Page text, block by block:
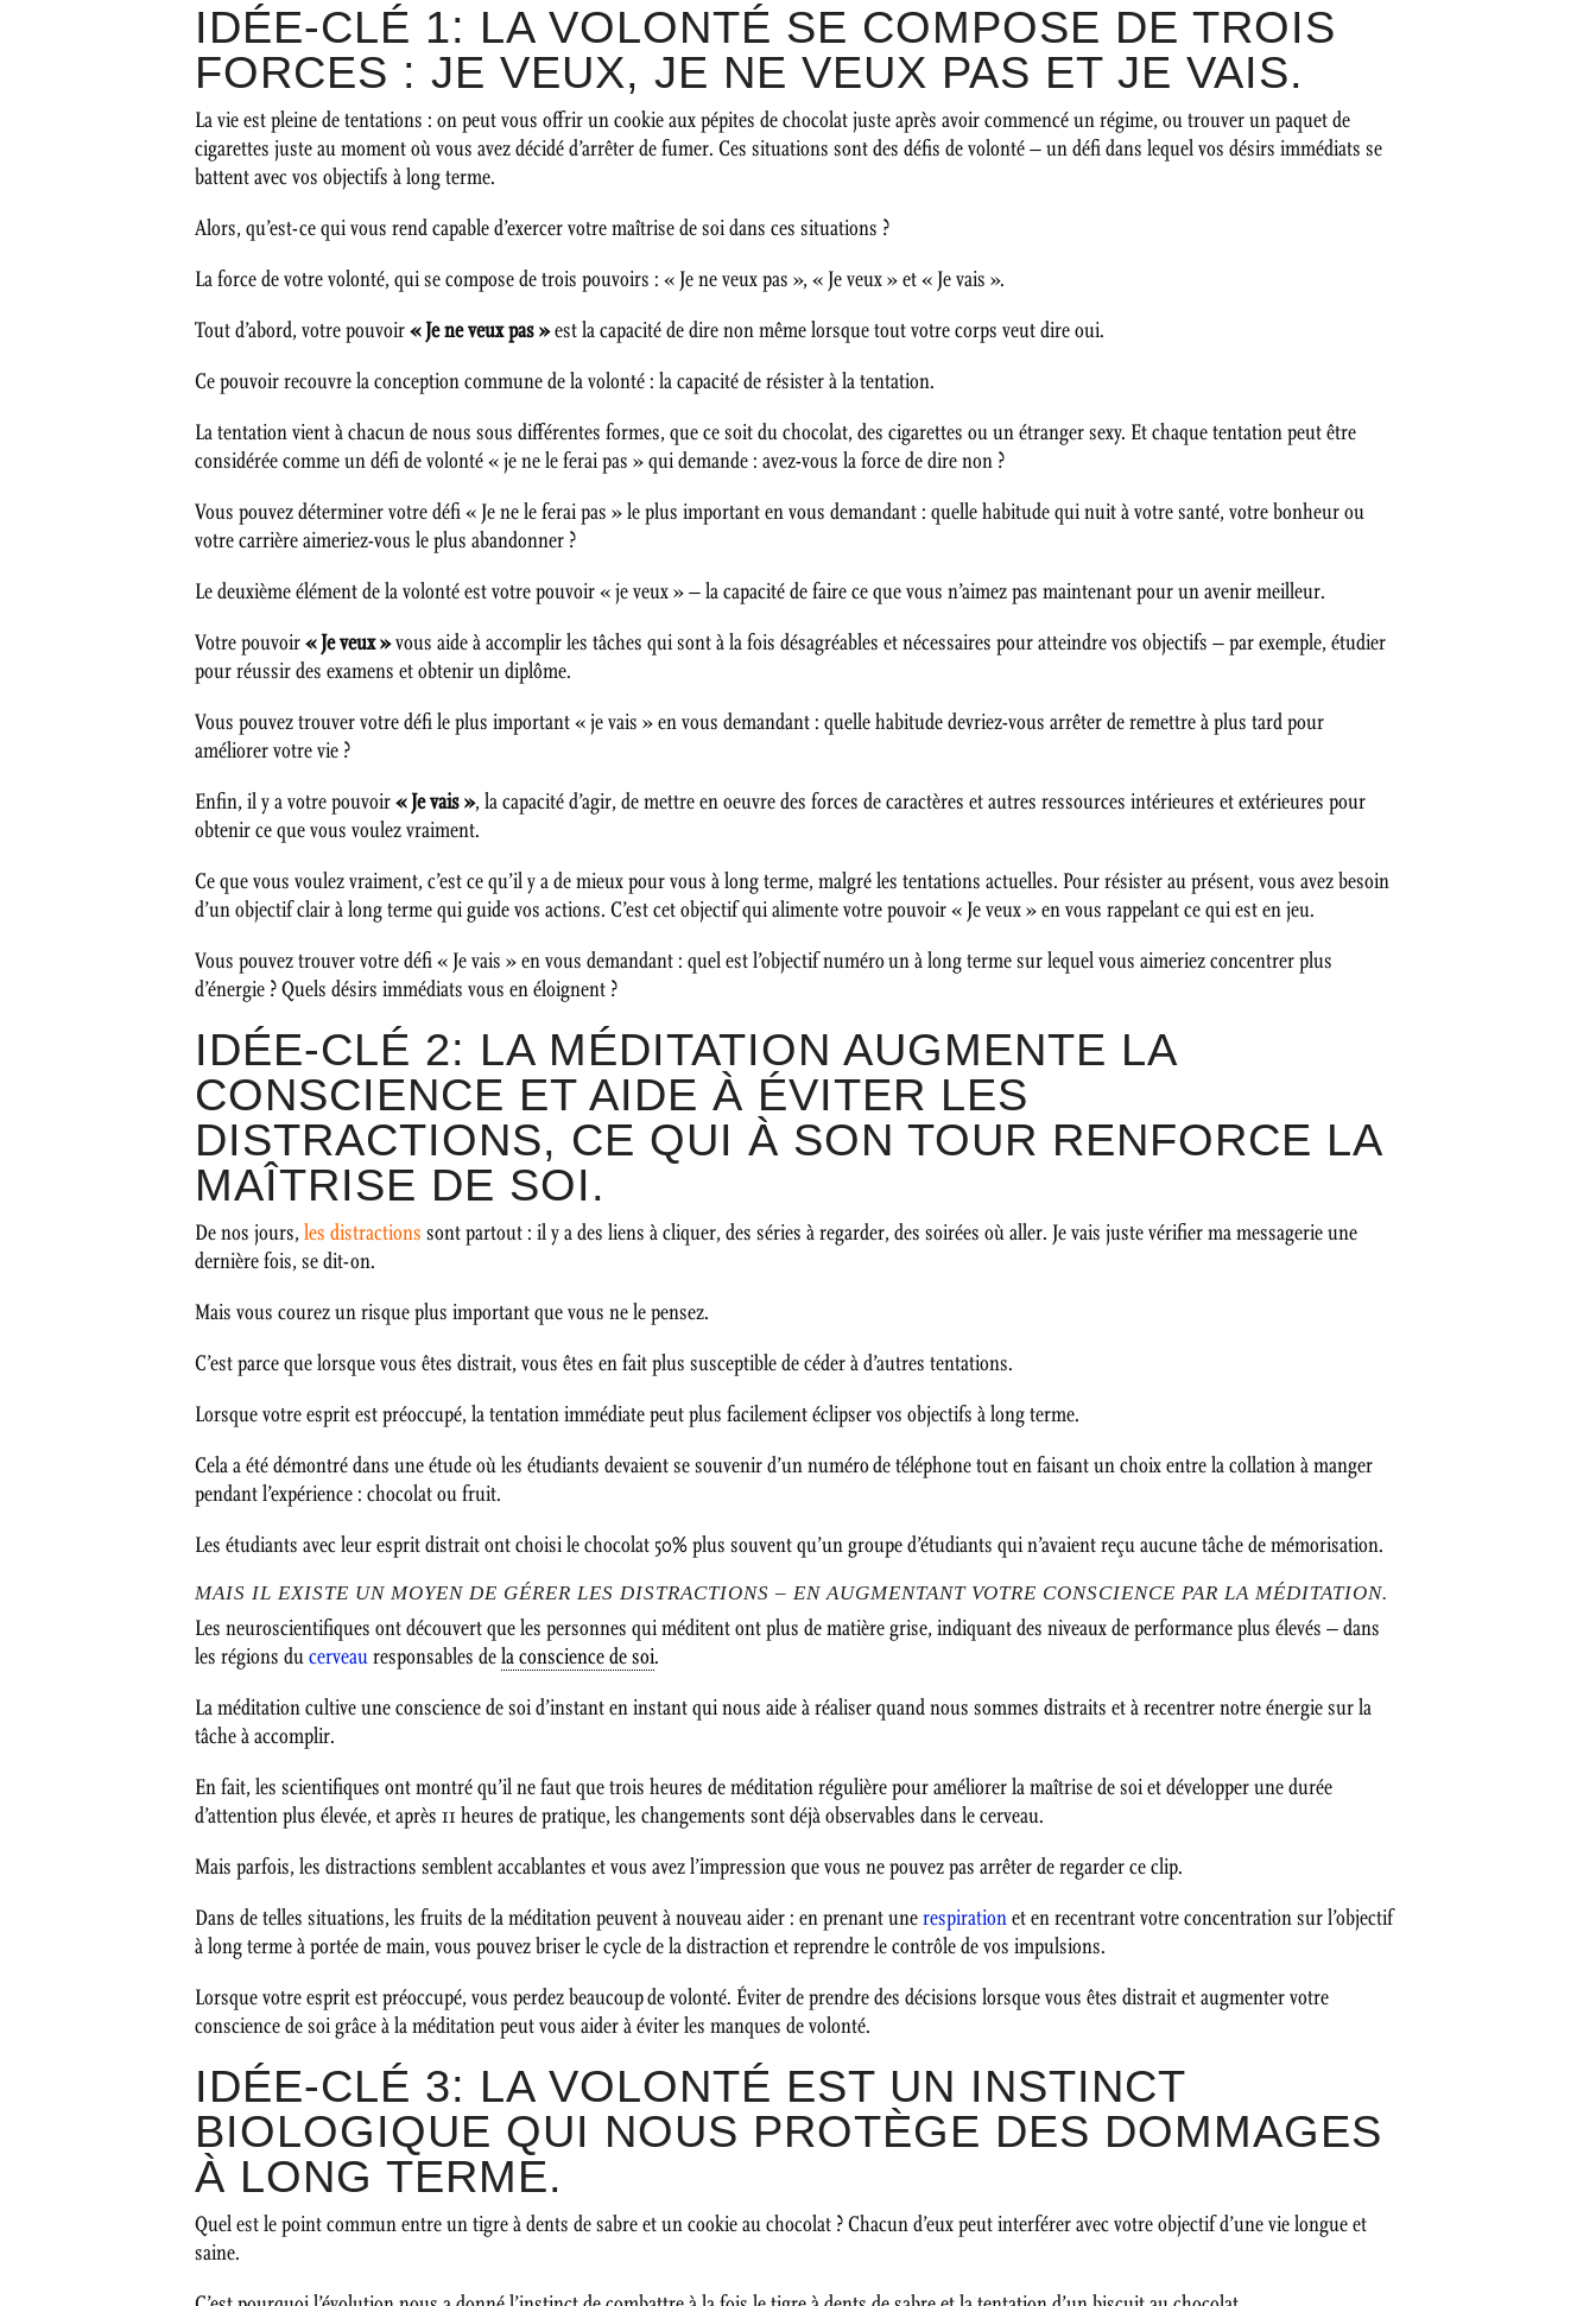
IDÉE-CLÉ 1: LA VOLONTÉ SE COMPOSE DE TROIS
FORCES : JE VEUX, JE NE VEUX PAS ET JE VAIS.
La vie est pleine de tentations : on peut vous offrir un cookie aux pépites de chocolat juste après avoir commencé un régime, ou trouver un paquet de
cigarettes juste au moment où vous avez décidé d’arrêter de fumer. Ces situations sont des défis de volonté – un défi dans lequel vos désirs immédiats se
battent avec vos objectifs à long terme.
Alors, qu’est-ce qui vous rend capable d’exercer votre maîtrise de soi dans ces situations ?
La force de votre volonté, qui se compose de trois pouvoirs : « Je ne veux pas », « Je veux » et « Je vais ».
Tout d’abord, votre pouvoir« Je ne veux pas »est la capacité de dire non même lorsque tout votre corps veut dire oui.
Ce pouvoir recouvre la conception commune de la volonté : la capacité de résister à la tentation.
La tentation vient à chacun de nous sous différentes formes, que ce soit du chocolat, des cigarettes ou un étranger sexy. Et chaque tentation peut être
considérée comme un défi de volonté « je ne le ferai pas » qui demande : avez-vous la force de dire non ?
Vous pouvez déterminer votre défi « Je ne le ferai pas » le plus important en vous demandant : quelle habitude qui nuit à votre santé, votre bonheur ou
votre carrière aimeriez-vous le plus abandonner ?
Le deuxième élément de la volonté est votre pouvoir « je veux » – la capacité de faire ce que vous n’aimez pas maintenant pour un avenir meilleur.
Votre pouvoir« Je veux »vous aide à accomplir les tâches qui sont à la fois désagréables et nécessaires pour atteindre vos objectifs – par exemple, étudier
pour réussir des examens et obtenir un diplôme.
Vous pouvez trouver votre défi le plus important « je vais » en vous demandant : quelle habitude devriez-vous arrêter de remettre à plus tard pour
améliorer votre vie ?
Enfin, il y a votre pouvoir« Je vais », la capacité d’agir, de mettre en oeuvre des forces de caractères et autres ressources intérieures et extérieures pour
obtenir ce que vous voulez vraiment.
Ce que vous voulez vraiment, c’est ce qu’il y a de mieux pour vous à long terme, malgré les tentations actuelles. Pour résister au présent, vous avez besoin
d’un objectif clair à long terme qui guide vos actions. C’est cet objectif qui alimente votre pouvoir « Je veux » en vous rappelant ce qui est en jeu.
Vous pouvez trouver votre défi « Je vais » en vous demandant : quel est l’objectif numéro un à long terme sur lequel vous aimeriez concentrer plus
d’énergie ? Quels désirs immédiats vous en éloignent ?
IDÉE-CLÉ 2: LA MÉDITATION AUGMENTE LA
CONSCIENCE ET AIDE À ÉVITER LES
DISTRACTIONS, CE QUI À SON TOUR RENFORCE LA
MAÎTRISE DE SOI.
De nos jours,les distractions sont partout : il y a des liens à cliquer, des séries à regarder, des soirées où aller. Je vais juste vérifier ma messagerie une
dernière fois, se dit-on.
Mais vous courez un risque plus important que vous ne le pensez.
C’est parce que lorsque vous êtes distrait, vous êtes en fait plus susceptible de céder à d’autres tentations.
Lorsque votre esprit est préoccupé, la tentation immédiate peut plus facilement éclipser vos objectifs à long terme.
Cela a été démontré dans une étude où les étudiants devaient se souvenir d’un numéro de téléphone tout en faisant un choix entre la collation à manger
pendant l’expérience : chocolat ou fruit.
Les étudiants avec leur esprit distrait ont choisi le chocolat 50% plus souvent qu’un groupe d’étudiants qui n’avaient reçu aucune tâche de mémorisation.
MAIS IL EXISTE UN MOYEN DE GÉRER LES DISTRACTIONS – EN AUGMENTANT VOTRE CONSCIENCE PAR LA MÉDITATION.
Les neuroscientifiques ont découvert que les personnes qui méditent ont plus de matière grise, indiquant des niveaux de performance plus élevés – dans
les régions ducerveauresponsables dela conscience de soi.
La méditation cultive une conscience de soi d’instant en instant qui nous aide à réaliser quand nous sommes distraits et à recentrer notre énergie sur la
tâche à accomplir.
En fait, les scientifiques ont montré qu’il ne faut que trois heures de méditation régulière pour améliorer la maîtrise de soi et développer une durée
d’attention plus élevée, et après 11 heures de pratique, les changements sont déjà observables dans le cerveau.
Mais parfois, les distractions semblent accablantes et vous avez l’impression que vous ne pouvez pas arrêter de regarder ce clip.
Dans de telles situations, les fruits de la méditation peuvent à nouveau aider : en prenant unerespirationet en recentrant votre concentration sur l’objectif
à long terme à portée de main, vous pouvez briser le cycle de la distraction et reprendre le contrôle de vos impulsions.
Lorsque votre esprit est préoccupé, vous perdez beaucoup de volonté. Éviter de prendre des décisions lorsque vous êtes distrait et augmenter votre
conscience de soi grâce à la méditation peut vous aider à éviter les manques de volonté.
IDÉE-CLÉ 3: LA VOLONTÉ EST UN INSTINCT
BIOLOGIQUE QUI NOUS PROTÈGE DES DOMMAGES
À LONG TERME.
Quel est le point commun entre un tigre à dents de sabre et un cookie au chocolat ? Chacun d’eux peut interférer avec votre objectif d’une vie longue et
saine.